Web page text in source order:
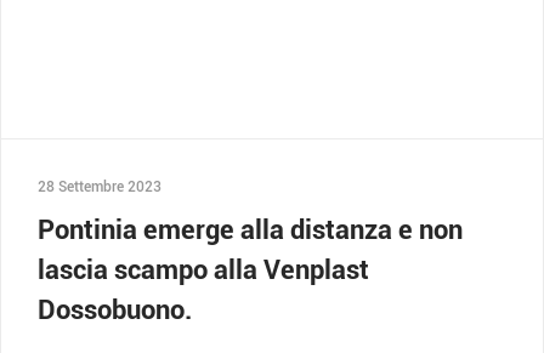
28 Settembre 2023
Pontinia emerge alla distanza e non
lascia scampo alla Venplast
Dossobuono.